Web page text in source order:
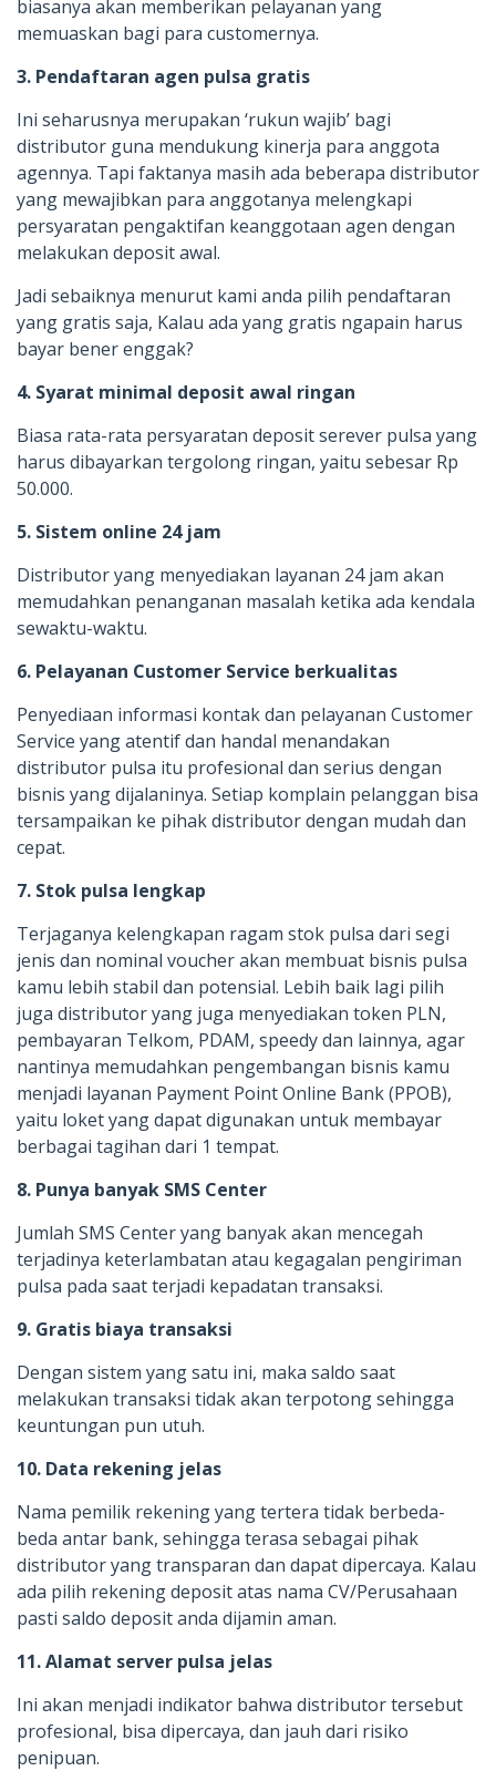
biasanya akan memberikan pelayanan yang
memuaskan bagi para customernya.
3. Pendaftaran agen pulsa gratis
Ini seharusnya merupakan ‘rukun wajib’ bagi
distributor guna mendukung kinerja para anggota
agennya. Tapi faktanya masih ada beberapa distributor
yang mewajibkan para anggotanya melengkapi
persyaratan pengaktifan keanggotaan agen dengan
melakukan deposit awal.
Jadi sebaiknya menurut kami anda pilih pendaftaran
yang gratis saja, Kalau ada yang gratis ngapain harus
bayar bener enggak?
4. Syarat minimal deposit awal ringan
Biasa rata-rata persyaratan deposit serever pulsa yang
harus dibayarkan tergolong ringan, yaitu sebesar Rp
50.000.
5. Sistem online 24 jam
Distributor yang menyediakan layanan 24 jam akan
memudahkan penanganan masalah ketika ada kendala
sewaktu-waktu.
6. Pelayanan Customer Service berkualitas
Penyediaan informasi kontak dan pelayanan Customer
Service yang atentif dan handal menandakan
distributor pulsa itu profesional dan serius dengan
bisnis yang dijalaninya. Setiap komplain pelanggan bisa
tersampaikan ke pihak distributor dengan mudah dan
cepat.
7. Stok pulsa lengkap
Terjaganya kelengkapan ragam stok pulsa dari segi
jenis dan nominal voucher akan membuat bisnis pulsa
kamu lebih stabil dan potensial. Lebih baik lagi pilih
juga distributor yang juga menyediakan token PLN,
pembayaran Telkom, PDAM, speedy dan lainnya, agar
nantinya memudahkan pengembangan bisnis kamu
menjadi layanan Payment Point Online Bank (PPOB),
yaitu loket yang dapat digunakan untuk membayar
berbagai tagihan dari 1 tempat.
8. Punya banyak SMS Center
Jumlah SMS Center yang banyak akan mencegah
terjadinya keterlambatan atau kegagalan pengiriman
pulsa pada saat terjadi kepadatan transaksi.
9. Gratis biaya transaksi
Dengan sistem yang satu ini, maka saldo saat
melakukan transaksi tidak akan terpotong sehingga
keuntungan pun utuh.
10. Data rekening jelas
Nama pemilik rekening yang tertera tidak berbeda-
beda antar bank, sehingga terasa sebagai pihak
distributor yang transparan dan dapat dipercaya. Kalau
ada pilih rekening deposit atas nama CV/Perusahaan
pasti saldo deposit anda dijamin aman.
11. Alamat server pulsa jelas
Ini akan menjadi indikator bahwa distributor tersebut
profesional, bisa dipercaya, dan jauh dari risiko
penipuan.